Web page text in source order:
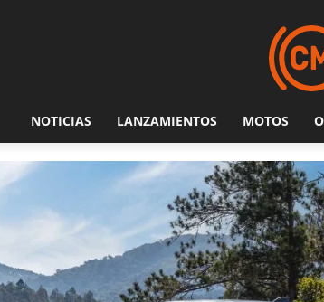
NOTICIAS LANZAMIENTOS MOTOS